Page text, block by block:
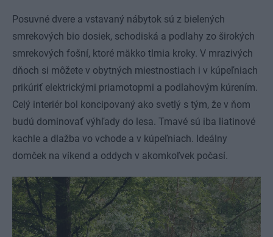
Posuvné dvere a vstavaný nábytok sú z bielených
smrekových bio dosiek, schodiská a podlahy zo širokých
smrekových fošní, ktoré mäkko tlmia kroky. V mrazivých
dňoch si môžete v obytných miestnostiach i v kúpeľniach
prikúriť elektrickými priamotopmi a podlahovým kúrením.
Celý interiér bol koncipovaný ako svetlý s tým, že v ňom
budú dominovať výhľady do lesa. Tmavé sú iba liatinové
kachle a dlažba vo vchode a v kúpeľniach. Ideálny
domček na víkend a oddych v akomkoľvek počasí.